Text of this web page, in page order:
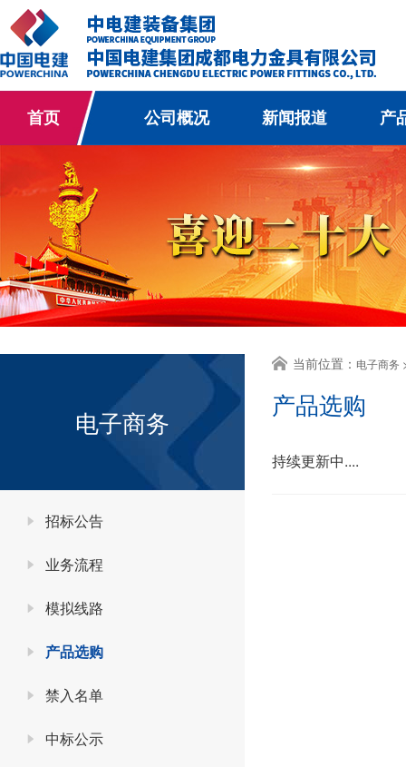
首页 公司概况 新闻报道 产
电子商务
招标公告
业务流程
模拟线路
产品选购
禁入名单
中标公示
当前位置： 电子商务
产品选购
持续更新中....